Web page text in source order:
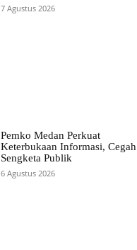
7 Agustus 2026
Pemko Medan Perkuat
Keterbukaan Informasi, Cegah
Sengketa Publik
6 Agustus 2026